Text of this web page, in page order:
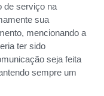
de serviço na
sua
mencionando a
ter sido
seja feita
sempre um